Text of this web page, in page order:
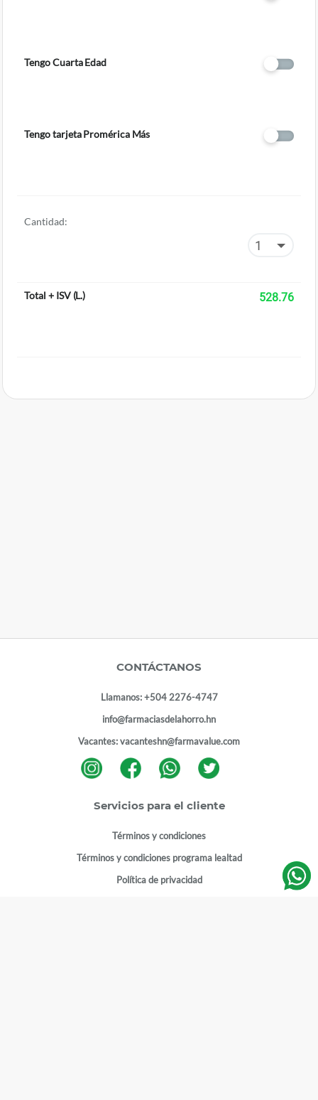
Tengo Cuarta Edad
Tengo tarjeta Promérica Más
Cantidad:
Total + ISV(L.) 528.76
CONTÁCTANOS
Llamanos:+504 2276-4747
info@farmaciasdelahorro.hn
Vacantes:vacanteshn@farmavalue.com
Servicios para el cliente
Términos y condiciones
Términos y condiciones programa lealtad
Política de privacidad